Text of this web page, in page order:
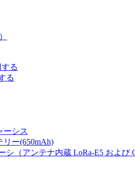
る
る
ーシス
リー(650mAh)
シ（アンテナ内蔵 LoRa-E5 および